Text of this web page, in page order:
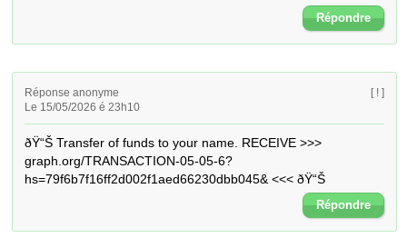
Répondre
Réponse anonyme
Le 15/05/2026 é 23h10
[ ! ]
ðŸ“Š Transfer of funds to your name. RECEIVE >>>
graph.org/TRANSACTION-05-05-6?
hs=79f6b7f16ff2d002f1aed66230dbb045& <<< ðŸ“Š
Répondre